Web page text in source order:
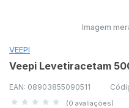
Imagem
VEEPI
Veepi Levetiracetam
EAN: 08903855090511
(0 avaliações)